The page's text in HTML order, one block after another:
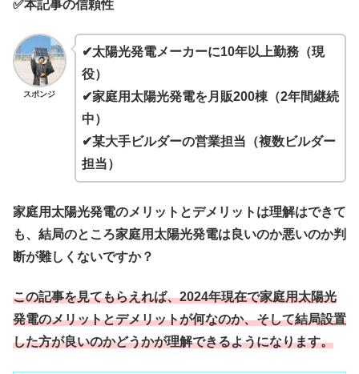
✅本記事の信頼性
スポンジ
✔太陽光発電メーカーに10年以上勤務（現
役）
✔家庭用太陽光発電を月販200棟（2年間継続
中）
✔某大手ビルダーの営業担当（複数ビルダー
担当）
家庭用太陽光発電のメリットとデメリットは理解はできて
も、結局のところ家庭用太陽光発電は良いのか悪いのか判
断が難しくないですか？
この記事を見てもらえれば、2024年現在で家庭用太陽光
発電のメリットとデメリットが何なのか、そして結局設置
した方が良いのかどうかが理解できるようになります。